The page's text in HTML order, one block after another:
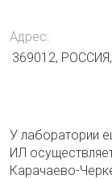
Адрес:
369012,
У лаборатории
ИЛ
Карачаево-